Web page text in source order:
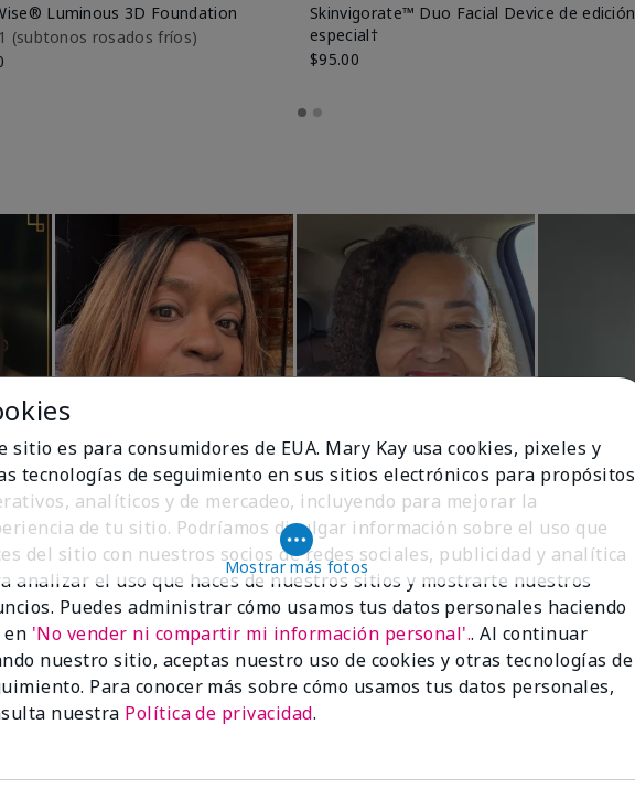
Luminous 3D Foundation
(subtonos rosados fríos)
Skinvigorate™ Duo Facial Device de edición
especial†
$95.00
Mostrar más fotos
4 estrellas
sitio es para consumidores de EUA. Mary Kay usa cookies, pixeles y
tecnologías de seguimiento en sus sitios electrónicos para propósitos
analíticos y de mercadeo, incluyendo para mejorar la
de tu sitio. Podríamos divulgar información sobre el uso que
del sitio con nuestros socios de redes sociales, publicidad y analítica
analizar el uso que haces de nuestros sitios y mostrarte nuestros
Puedes administrar cómo usamos tus datos personales haciendo
en 'No vender ni compartir mi información personal'.. Al continuar
nuestro sitio, aceptas nuestro uso de cookies y otras tecnologías de
Para conocer más sobre cómo usamos tus datos personales,
nuestra Política de privacidad.